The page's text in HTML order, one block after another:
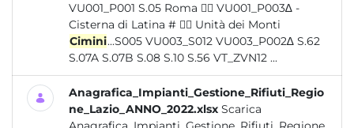
VU001_P001 S.05 Roma  VU001_P003∆ -
Cisterna di Latina #  Unità dei Monti
Cimini...S005 VU003_S012 VU003_P002∆ S.62
S.07A S.07B S.08 S.10 S.56 VT_ZVN12 ...
Anagrafica_Impianti_Gestione_Rifiuti_Regio
ne_Lazio_ANNO_2022.xlsx Scarica